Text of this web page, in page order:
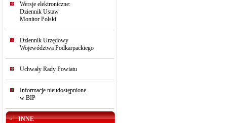
Wersje elektroniczne:
Dziennik Ustaw
Monitor Polski
Dziennik Urzędowy
Województwa Podkarpackiego
Uchwały Rady Powiatu
Informacje nieudostępnione
w BIP
INNE